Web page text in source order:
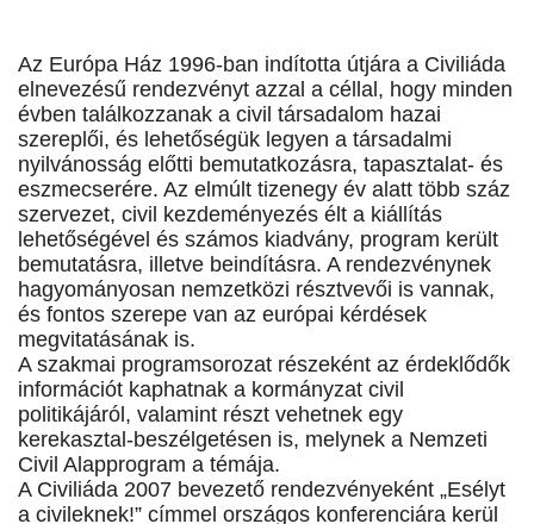
Az Európa Ház 1996-ban indította útjára a Civiliáda
elnevezésű rendezvényt azzal a céllal, hogy minden
évben találkozzanak a civil társadalom hazai
szereplői, és lehetőségük legyen a társadalmi
nyilvánosság előtti bemutatkozásra, tapasztalat- és
eszmecserére. Az elmúlt tizenegy év alatt több száz
szervezet, civil kezdeményezés élt a kiállítás
lehetőségével és számos kiadvány, program került
bemutatásra, illetve beindításra. A rendezvénynek
hagyományosan nemzetközi résztvevői is vannak,
és fontos szerepe van az európai kérdések
megvitatásának is.
A szakmai programsorozat részeként az érdeklődők
információt kaphatnak a kormányzat civil
politikájáról, valamint részt vehetnek egy
kerekasztal-beszélgetésen is, melynek a Nemzeti
Civil Alapprogram a témája.
A Civiliáda 2007 bevezető rendezvényeként „Esélyt
a civileknek!” címmel országos konferenciára kerül